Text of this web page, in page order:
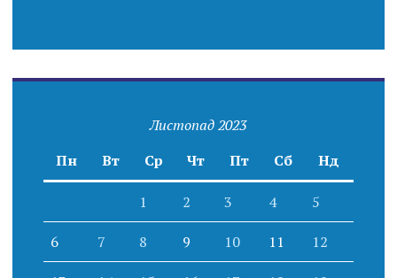
Листопад 2023
Пн
Вт Ср Чт Пт Сб Нд
1 2 3 4 5
6 7 8 9 10 11 12